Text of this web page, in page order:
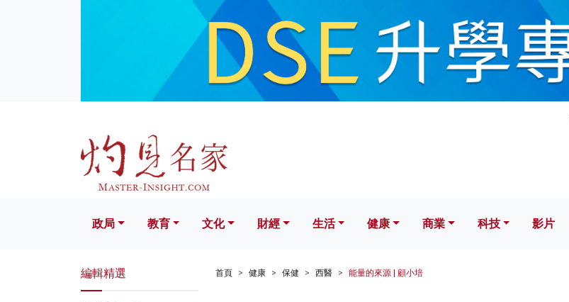
文化 財經 生活 健康 科技 影片
政局 教育 文化 財經 生活 健康 商業 科技 影片
首頁 健康 保健 西醫 能量的來源 | 顧小培
編輯精選